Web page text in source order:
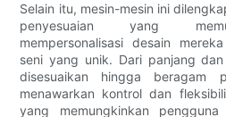
Selain itu, mesin-mesin ini
penyesuaian yang
mempersonalisasi desain
seni yang unik. Dari panjang
disesuaikan hingga beragam
menawarkan kontrol dan
yang memungkinkan